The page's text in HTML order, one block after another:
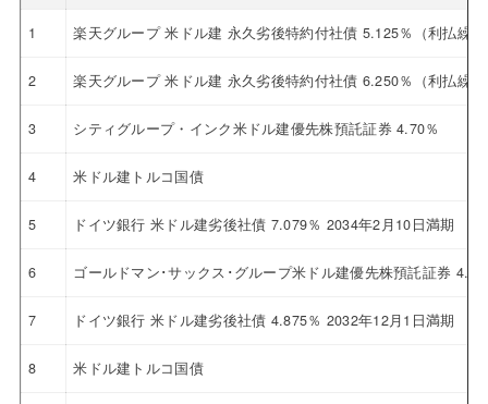
1 楽天グループ 米ドル建 永久劣後特約付社債 5.125％（利払繰
2 楽天グループ 米ドル建 永久劣後特約付社債 6.250％（利払繰
3 シティグループ・インク米ドル建優先株預託証券 4.70％
4 米ドル建トルコ国債
5 ドイツ銀行 米ドル建劣後社債 7.079％ 2034年2月10日満期
6 ゴールドマン･サックス･グループ米ドル建優先株預託証券
7 ドイツ銀行 米ドル建劣後社債 4.875％ 2032年12月1日満期
8 米ドル建トルコ国債